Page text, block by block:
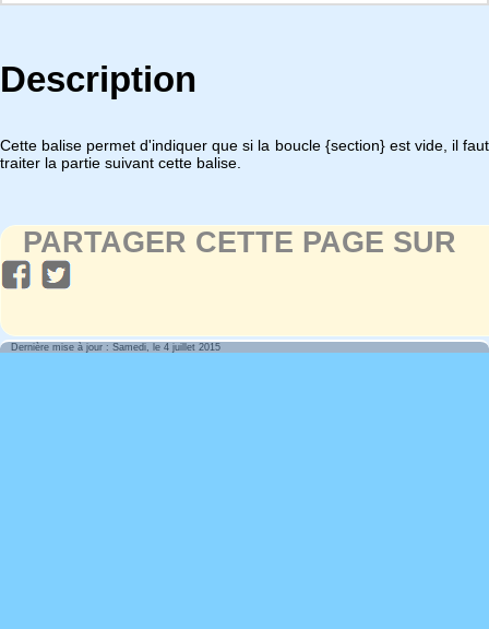
Description
Cette balise permet d'indiquer que si la boucle {section} est vide, il faut
traiter la partie suivant cette balise.
PARTAGER CETTE PAGE SUR
Dernière mise à jour : Samedi, le 4 juillet 2015